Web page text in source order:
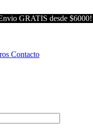
GRATIS desde $6000!
Contacto